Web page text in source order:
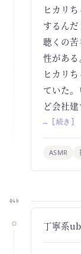
ヒカリ
するん
聴くの
性がある
ヒカリ
ていた
ど会社
… [続き]
ASMR
04h
丁寧系